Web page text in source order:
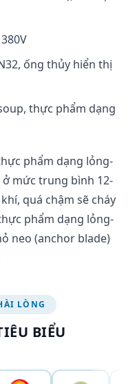
ống thủy hiển thị
thực phẩm dạng
phẩm dạng lỏng-
mức trung bình 12-
quá chậm sẽ cháy
phẩm dạng lỏng-
neo (anchor blade)
LÒNG
BIỂU